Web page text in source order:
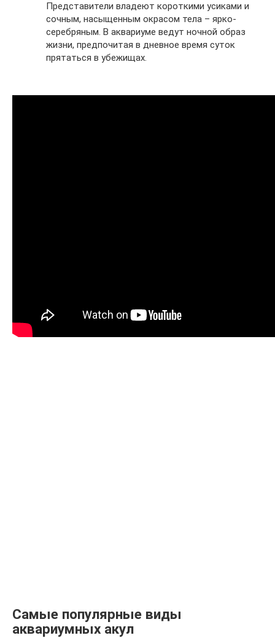
Представители владеют короткими усиками и
сочным, насыщенным окрасом тела – ярко-
серебряным. В аквариуме ведут ночной образ
жизни, предпочитая в дневное время суток
прятаться в убежищах.
Самые популярные виды
аквариумных акул